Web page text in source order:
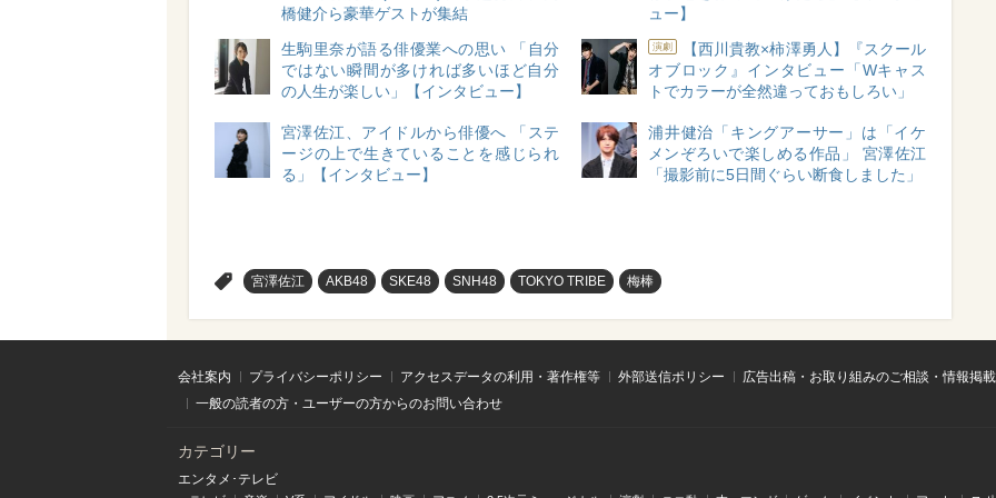
橋健介ら豪華ゲストが集結
ュー】
生駒里奈が語る俳優業への思い 「自分
ではない瞬間が多ければ多いほど自分
の人生が楽しい」【インタビュー】
演劇
【西川貴教×柿澤勇人】『スクール
オブロック』インタビュー「Wキャス
トでカラーが全然違っておもしろい」
宮澤佐江、アイドルから俳優へ 「ステ
ージの上で生きていることを感じられ
る」【インタビュー】
浦井健治「キングアーサー」は「イケ
メンぞろいで楽しめる作品」 宮澤佐江
「撮影前に5日間ぐらい断食しました」
宮澤佐江 AKB48 SKE48 SNH48 TOKYO TRIBE 梅棒
会社案内 プライバシーポリシー アクセスデータの利用・著作権等 外部送信ポリシー
広告出稿・お取り組みのご相談・情報掲
一般の読者の方・ユーザーの方からのお問い合わせ
カテゴリー
エンタメ･テレビ